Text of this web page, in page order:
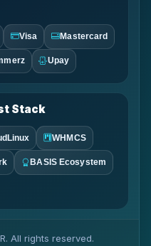
Visa Mastercard
Upay
Stack
WHMCS
BASIS Ecosystem
All rights reserved.